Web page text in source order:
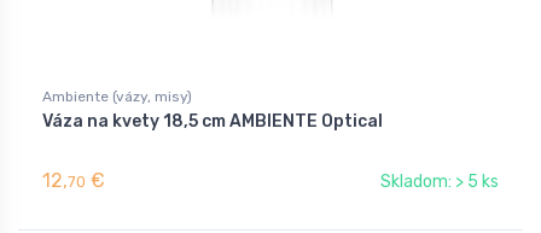
Ambiente (vázy, misy)
Váza na kvety 18,5 cm AMBIENTE Optical
12,70 € Skladom: > 5 ks